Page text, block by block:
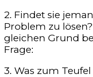
2. Findet sie
Problem zu
gleichen Grund
Frage:
3. Was zum